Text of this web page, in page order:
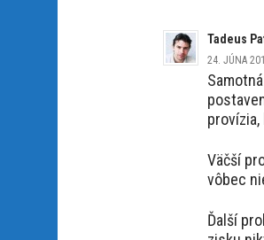
Tadeus
24. JÚNA
Väčší
vôbec
Ďalší